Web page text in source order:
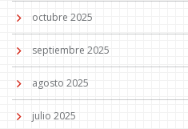
octubre 2025
septiembre 2025
agosto 2025
julio 2025